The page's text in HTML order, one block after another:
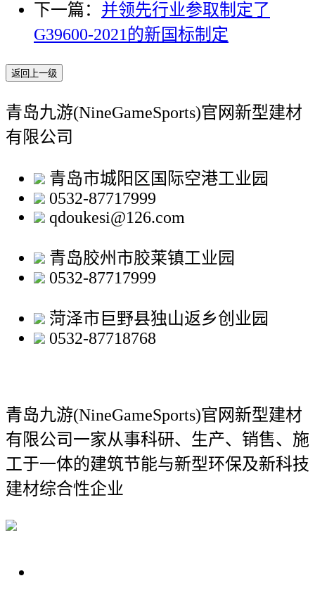
下一篇： 并领先行业参取制定了
G39600-2021的新国标制定
返回上一级
青岛九游(NineGameSports)官网新型建材
有限公司
青岛市城阳区国际空港工业园
0532-87717999
qdoukesi@126.com
青岛胶州市胶莱镇工业园
0532-87717999
菏泽市巨野县独山返乡创业园
0532-87718768
青岛九游(NineGameSports)官网新型建材
有限公司一家从事科研、生产、销售、施
工于一体的建筑节能与新型环保及新科技
建材综合性企业